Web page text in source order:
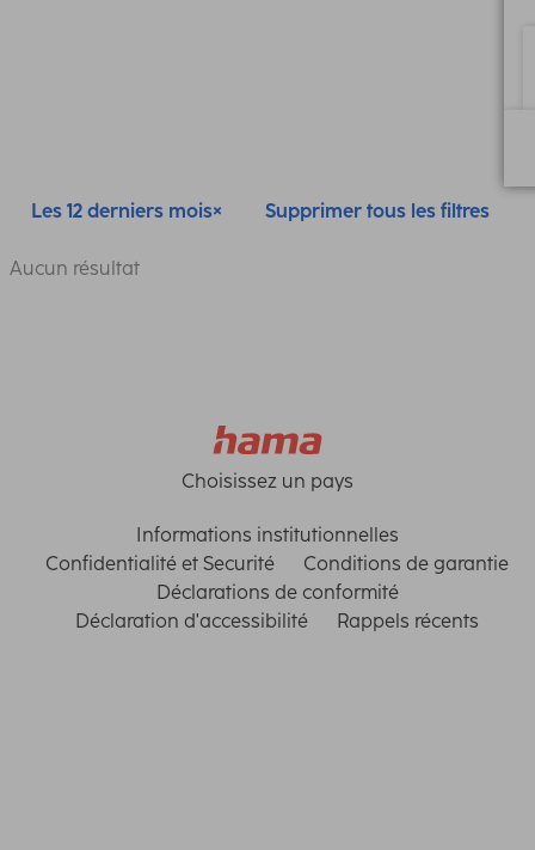
Les 12 derniers mois Supprimer tous les filtres
Aucun résultat
Choisissez un pays
Informations institutionnelles
Confidentialité et Securité
Conditions de garantie
Déclarations de conformité
Déclaration d'accessibilité
Rappels récents